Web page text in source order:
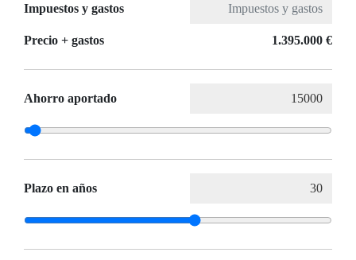
Impuestos y gastos
Precio + gastos 1.395.000 €
Ahorro aportado
Plazo en años